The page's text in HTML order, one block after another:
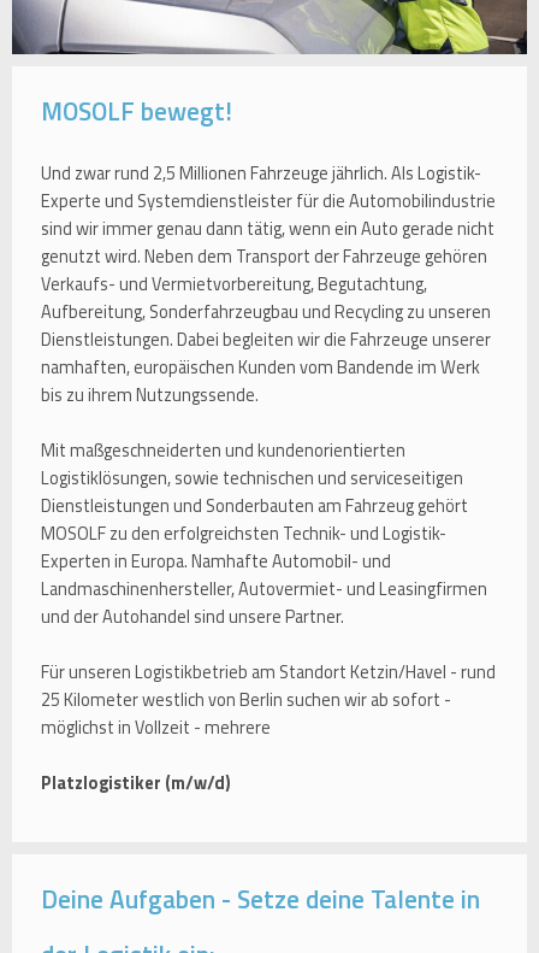
MOSOLF bewegt!
Und zwar rund 2,5 Millionen Fahrzeuge jährlich. Als Logistik-
Experte und Systemdienstleister für die Automobilindustrie
sind wir immer genau dann tätig, wenn ein Auto gerade nicht
genutzt wird. Neben dem Transport der Fahrzeuge gehören
Verkaufs- und Vermietvorbereitung, Begutachtung,
Aufbereitung, Sonderfahrzeugbau und Recycling zu unseren
Dienstleistungen. Dabei begleiten wir die Fahrzeuge unserer
namhaften, europäischen Kunden vom Bandende im Werk
bis zu ihrem Nutzungssende.
Mit maßgeschneiderten und kundenorientierten
Logistiklösungen, sowie technischen und serviceseitigen
Dienstleistungen und Sonderbauten am Fahrzeug gehört
MOSOLF zu den erfolgreichsten Technik- und Logistik-
Experten in Europa. Namhafte Automobil- und
Landmaschinenhersteller, Autovermiet- und Leasingfirmen
und der Autohandel sind unsere Partner.
Für unseren Logistikbetrieb am Standort Ketzin/Havel - rund
25 Kilometer westlich von Berlin suchen wir ab sofort -
möglichst in Vollzeit - mehrere
Platzlogistiker (m/w/d)
Deine Aufgaben - Setze deine Talente in